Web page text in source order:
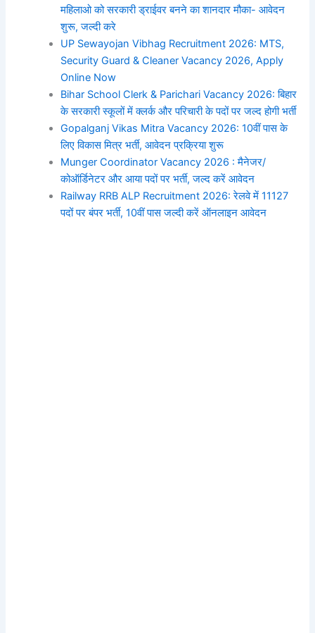
महिलाओ को सरकारी ड्राईवर बनने का शानदार मौका- आवेदन
शुरू, जल्दी करे
UP Sewayojan Vibhag Recruitment 2026: MTS,
Security Guard & Cleaner Vacancy 2026, Apply
Online Now
Bihar School Clerk & Parichari Vacancy 2026: बिहार
के सरकारी स्कूलों में क्लर्क और परिचारी के पदों पर जल्द होगी भर्ती
Gopalganj Vikas Mitra Vacancy 2026: 10वीं पास के
लिए विकास मित्र भर्ती, आवेदन प्रक्रिया शुरू
Munger Coordinator Vacancy 2026 : मैनेजर/
कोऑर्डिनेटर और आया पदों पर भर्ती, जल्द करें आवेदन
Railway RRB ALP Recruitment 2026: रेलवे में 11127
पदों पर बंपर भर्ती, 10वीं पास जल्दी करें ऑनलाइन आवेदन